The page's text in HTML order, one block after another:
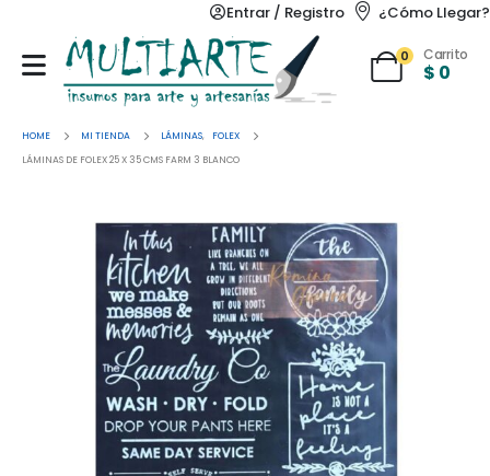
Entrar / Registro ¿Cómo Llegar?
0 Carrito
$ 0
HOME MI TIENDA LÁMINAS,
FOLEX
LÁMINAS DE FOLEX 25 X 35 CMS FARM 3 BLANCO